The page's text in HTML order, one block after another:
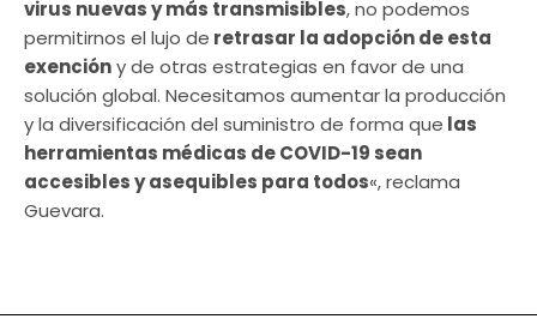
virus nuevas y más transmisibles, no podemos
permitirnos el lujo de retrasar la adopción de esta
exencióny de otras estrategias en favor de una
solución global. Necesitamos aumentar la producción
y la diversificación del suministro de forma que las
herramientas médicas de COVID-19 sean
accesibles y asequibles para todos«, reclama
Guevara.